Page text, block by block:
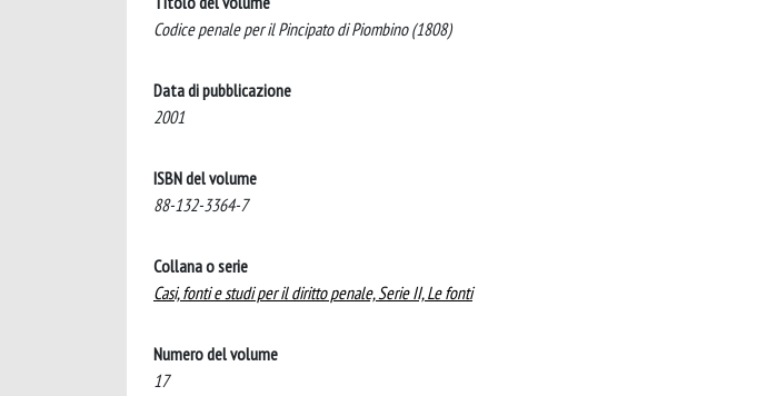
Codice penale per il Pincipato di Piombino (1808)
Data di pubblicazione
2001
ISBN del volume
88-132-3364-7
Collana o serie
Casi, fonti e studi per il diritto penale, Serie II, Le fonti
Numero del volume
17